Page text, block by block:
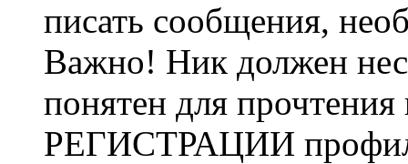
писать сообщения,
Важно! Ник должен
понятен для
РЕГИСТРАЦИИ профиль